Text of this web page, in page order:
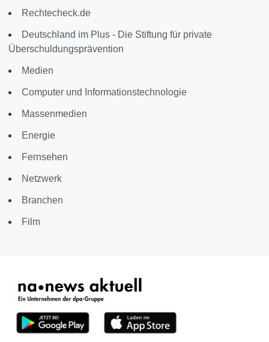
Rechtecheck.de
Deutschland im Plus - Die Stiftung für private
Überschuldungsprävention
Medien
Computer und Informationstechnologie
Massenmedien
Energie
Fernsehen
Netzwerk
Branchen
Film